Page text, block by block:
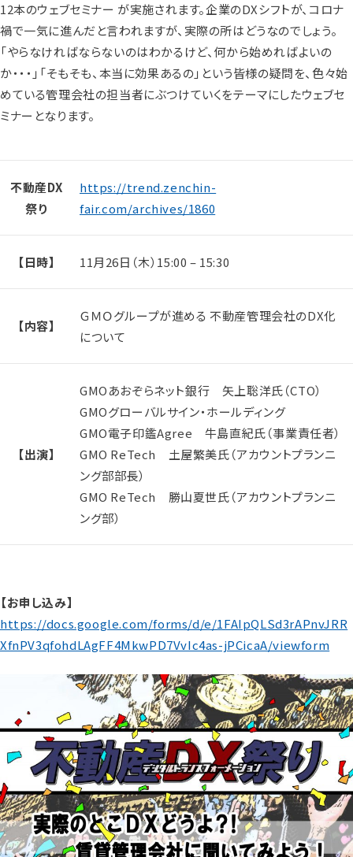
12本のウェブセミナー が実施されます。企業のDXシフトが、コロナ
禍で一気に進んだと言われますが、実際の所はどうなのでしょう。
「やらなければならないのはわかるけど、何から始めればよいの
か・・・」「そもそも、本当に効果あるの」という皆様の疑問を、色々始
めている管理会社の担当者にぶつけていくをテーマにしたウェブセ
ミナーとなります。
不動産DX
祭り
https://trend.zenchin-
fair.com/archives/1860
【日時】 11月26日（木）15:00 – 15:30
【内容】
ＧＭＯグループが進める 不動産管理会社のDX化
について
【出演】
GMOあおぞらネット銀行 矢上聡洋氏（CTO）
GMOグローバルサイン・ホールディング
GMO電子印鑑Agree 牛島直紀氏（事業責任者）
GMO ReTech 土屋繁美氏（アカウントプランニ
ング部部長）
GMO ReTech 勝山夏世氏（アカウントプランニ
ング部）
【お申し込み】
https://docs.google.com/forms/d/e/1FAIpQLSd3rAPnvJRR
XfnPV3qfohdLAgFF4MkwPD7VvIc4as-jPCicaA/viewform